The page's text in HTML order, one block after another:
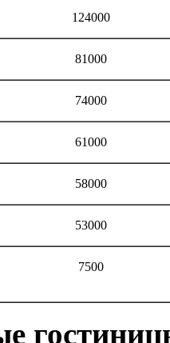
124000
81000
74000
61000
58000
53000
7500